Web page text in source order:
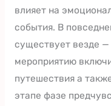
влияет на
события. В
существует везде —
мероприятию
путешествия а
этапе фазе